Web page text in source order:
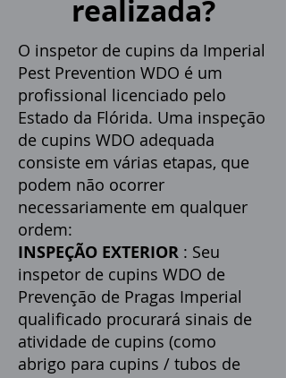
realizada?
O inspetor de cupins da Imperial
Pest Prevention WDO é um
profissional licenciado pelo
Estado da Flórida. Uma inspeção
de cupins WDO adequada
consiste em várias etapas, que
podem não ocorrer
necessariamente em qualquer
ordem:
INSPEÇÃO EXTERIOR : Seu
inspetor de cupins WDO de
Prevenção de Pragas Imperial
qualificado procurará sinais de
atividade de cupins (como
abrigo para cupins / tubos de